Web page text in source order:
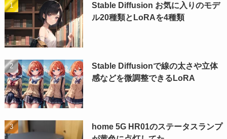
Stable Diffusion お気に入りのモデ
ル20種類とLoRAを4種類
Stable Diffusionで線の太さや立体
感などを微調整できるLoRA
home 5G HR01のステータスランプ